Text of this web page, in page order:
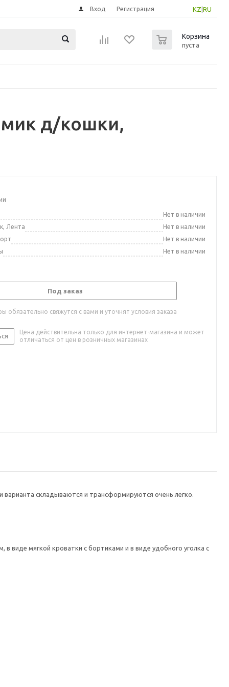
KZ RU
Вход Регистрация
Корзина
пуста
д/кошки,
Нет в наличии
Лента
Нет в наличии
Нет в наличии
Нет в наличии
Под заказ
обязательно свяжутся с вами и уточнят условия заказа
Цена действительна только для интернет-магазина и может
отличаться от цен в розничных магазинах
складываются и трансформируются очень легко.
виде мягкой кроватки с бортиками и в виде удобного уголка с